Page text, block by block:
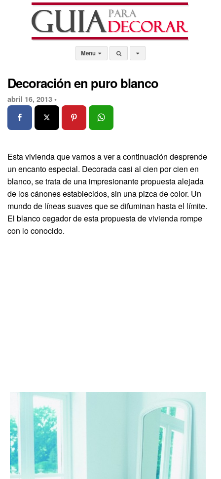
Menu
Decoración en puro blanco
abril 16, 2013 •
Esta vivienda que vamos a ver a continuación desprende
un encanto especial. Decorada casi al cien por cien en
blanco, se trata de una impresionante propuesta alejada
de los cánones establecidos, sin una pizca de color. Un
mundo de líneas suaves que se difuminan hasta el límite.
El blanco cegador de esta propuesta de vivienda rompe
con lo conocido.